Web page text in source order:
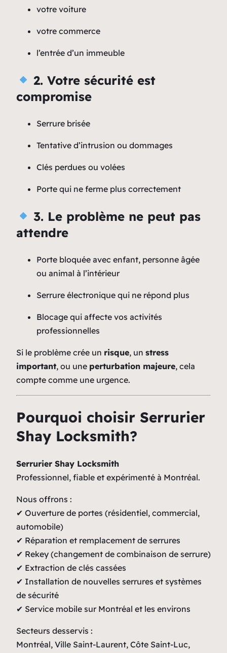
votre voiture
votre commerce
l’entrée d’un immeuble
2. Votre sécurité est
compromise
Serrure brisée
Tentative d’intrusion ou dommages
Clés perdues ou volées
Porte qui ne ferme plus correctement
3. Le problème ne peut pas
attendre
Porte bloquée avec enfant, personne âgée
ou animal à l’intérieur
Serrure électronique qui ne répond plus
Blocage qui affecte vos activités
professionnelles
Si le problème crée un risque, un stress
important, ou une perturbation majeure, cela
compte comme une urgence.
Pourquoi choisir Serrurier
Shay Locksmith?
Serrurier Shay Locksmith
Professionnel, fiable et expérimenté à Montréal.
Nous offrons :
✔ Ouverture de portes (résidentiel, commercial,
automobile)
✔ Réparation et remplacement de serrures
✔ Rekey (changement de combinaison de serrure)
✔ Extraction de clés cassées
✔ Installation de nouvelles serrures et systèmes
de sécurité
✔ Service mobile sur Montréal et les environs
Secteurs desservis :
Montréal, Ville Saint-Laurent, Côte Saint-Luc,